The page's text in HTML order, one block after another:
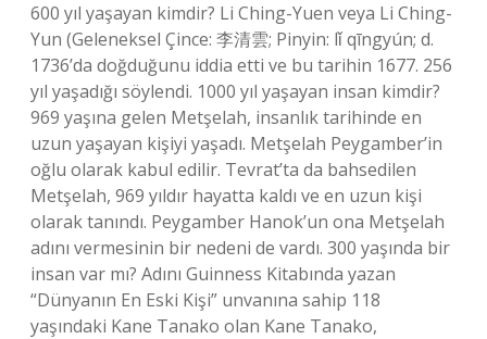
600 yıl yaşayan kimdir? Li Ching-Yuen veya Li Ching-
Yun (Geleneksel Çince: 李清雲; Pinyin: lǐ qīngyún; d.
1736’da doğduğunu iddia etti ve bu tarihin 1677. 256
yıl yaşadığı söylendi. 1000 yıl yaşayan insan kimdir?
969 yaşına gelen Metşelah, insanlık tarihinde en
uzun yaşayan kişiyi yaşadı. Metşelah Peygamber’in
oğlu olarak kabul edilir. Tevrat’ta da bahsedilen
Metşelah, 969 yıldır hayatta kaldı ve en uzun kişi
olarak tanındı. Peygamber Hanok’un ona Metşelah
adını vermesinin bir nedeni de vardı. 300 yaşında bir
insan var mı? Adını Guinness Kitabında yazan
“Dünyanın En Eski Kişi” unvanına sahip 118
yaşındaki Kane Tanako olan Kane Tanako,